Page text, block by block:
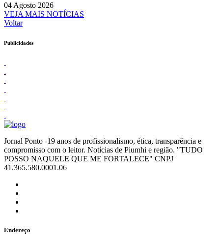
04 Agosto 2026
VEJA MAIS NOTÍCIAS
Voltar
Publicidades
Jornal Ponto -19 anos de profissionalismo, ética, transparência e
compromisso com o leitor. Notícias de Piumhi e região. "TUDO
POSSO NAQUELE QUE ME FORTALECE" CNPJ
41.365.580.0001.06
Endereço